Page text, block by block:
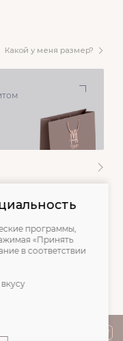
Какой у меня размер?
программы,
«Принять
в соответствии